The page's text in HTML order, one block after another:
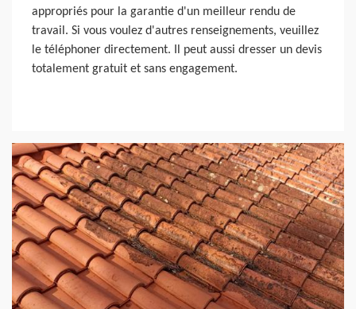
appropriés pour la garantie d'un meilleur rendu de
travail. Si vous voulez d'autres renseignements, veuillez
le téléphoner directement. Il peut aussi dresser un devis
totalement gratuit et sans engagement.